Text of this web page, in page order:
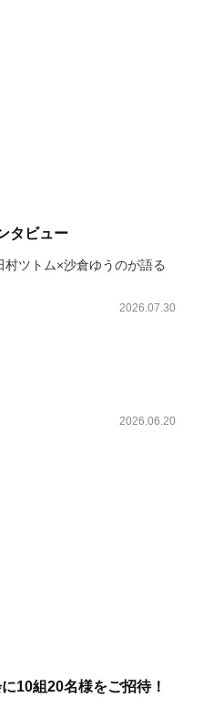
タビュー
村ツトム×沙倉ゆうのが語る
2026.07.30
2026.06.20
10組20名様をご招待！